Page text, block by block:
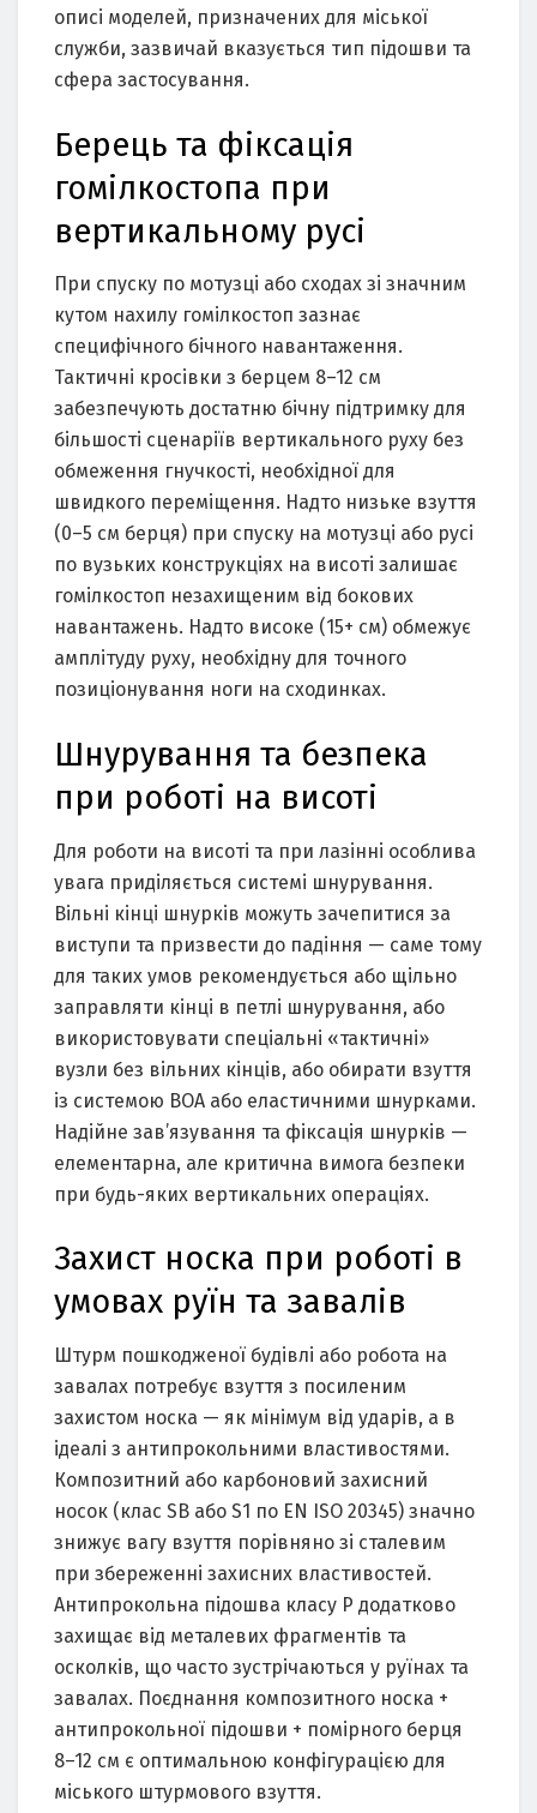
описі моделей, призначених для міської
служби, зазвичай вказується тип підошви та
сфера застосування.
Берець та фіксація
гомілкостопа при
вертикальному русі
При спуску по мотузці або сходах зі значним
кутом нахилу гомілкостоп зазнає
специфічного бічного навантаження.
Тактичні кросівки з берцем 8–12 см
забезпечують достатню бічну підтримку для
більшості сценаріїв вертикального руху без
обмеження гнучкості, необхідної для
швидкого переміщення. Надто низьке взуття
(0–5 см берця) при спуску на мотузці або русі
по вузьких конструкціях на висоті залишає
гомілкостоп незахищеним від бокових
навантажень. Надто високе (15+ см) обмежує
амплітуду руху, необхідну для точного
позиціонування ноги на сходинках.
Шнурування та безпека
при роботі на висоті
Для роботи на висоті та при лазінні особлива
увага приділяється системі шнурування.
Вільні кінці шнурків можуть зачепитися за
виступи та призвести до падіння — саме тому
для таких умов рекомендується або щільно
заправляти кінці в петлі шнурування, або
використовувати спеціальні «тактичні»
вузли без вільних кінців, або обирати взуття
із системою BOA або еластичними шнурками.
Надійне зав’язування та фіксація шнурків —
елементарна, але критична вимога безпеки
при будь-яких вертикальних операціях.
Захист носка при роботі в
умовах руїн та завалів
Штурм пошкодженої будівлі або робота на
завалах потребує взуття з посиленим
захистом носка — як мінімум від ударів, а в
ідеалі з антипрокольними властивостями.
Композитний або карбоновий захисний
носок (клас SB або S1 по EN ISO 20345) значно
знижує вагу взуття порівняно зі сталевим
при збереженні захисних властивостей.
Антипрокольна підошва класу P додатково
захищає від металевих фрагментів та
осколків, що часто зустрічаються у руїнах та
завалах. Поєднання композитного носка +
антипрокольної підошви + помірного берця
8–12 см є оптимальною конфігурацією для
міського штурмового взуття.